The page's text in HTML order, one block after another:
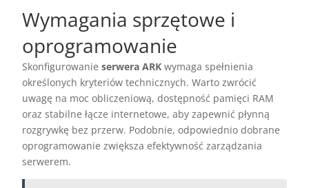
Wymagania sprzętowe i
oprogramowanie
Skonfigurowanieserwera ARK wymaga spełnienia
określonych kryteriów technicznych. Warto zwrócić
uwagę na moc obliczeniową, dostępność pamięci RAM
oraz stabilne łącze internetowe, aby zapewnić płynną
rozgrywkę bez przerw. Podobnie, odpowiednio dobrane
oprogramowanie zwiększa efektywność zarządzania
serwerem.